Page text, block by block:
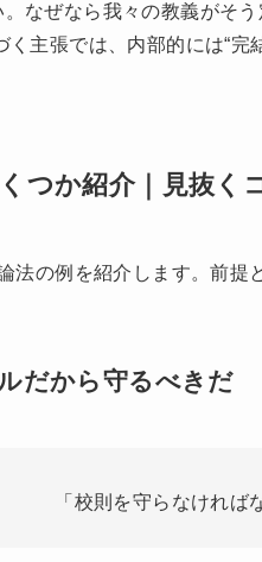
なぜなら我々の教義がそう
主張では、内部的には“完
つか紹介｜見抜く
法の例を紹介します。前提
だから守るべきだ
「校則を守らなければ